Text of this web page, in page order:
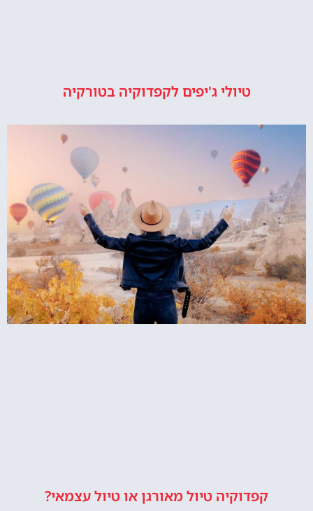
טיולי ג'יפים לקפדוקיה בטורקיה
קפדוקיה טיול מאורגן או טיול עצמאי?